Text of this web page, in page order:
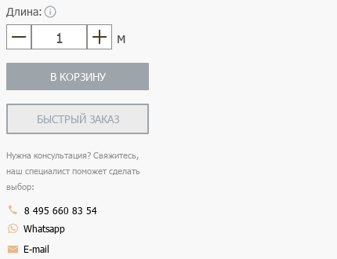
Длина:
м
В КОРЗИНУ
БЫСТРЫЙ ЗАКАЗ
Нужна консультация? Свяжитесь,
наш специалист поможет сделать
выбор:
8 495 660 83 54
Whatsapp
E-mail